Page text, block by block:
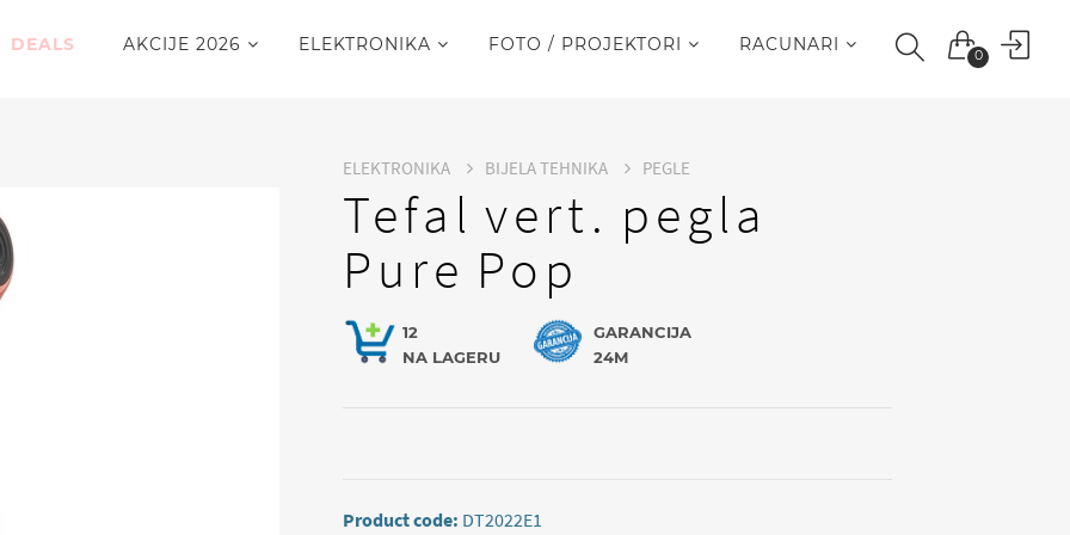
0
DEALS AKCIJE 2026 ELEKTRONIKA FOTO / PROJEKTORI RACUNARI
ELEKTRONIKA BIJELA TEHNIKA PEGLE
Tefal vert. pegla
Pure Pop
12
NA LAGERU
GARANCIJA
24M
Product code: DT2022E1